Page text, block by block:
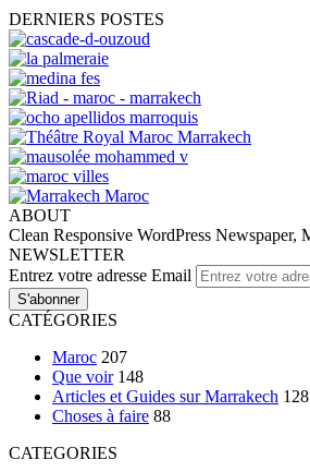
DERNIERS POSTES
ABOUT
Clean Responsive WordPress
NEWSLETTER
Entrez votre adresse Email
CATÉGORIES
Maroc 207
Que voir 148
Articles et Guides sur Marrakech 128
Choses à faire 88
CATEGORIES